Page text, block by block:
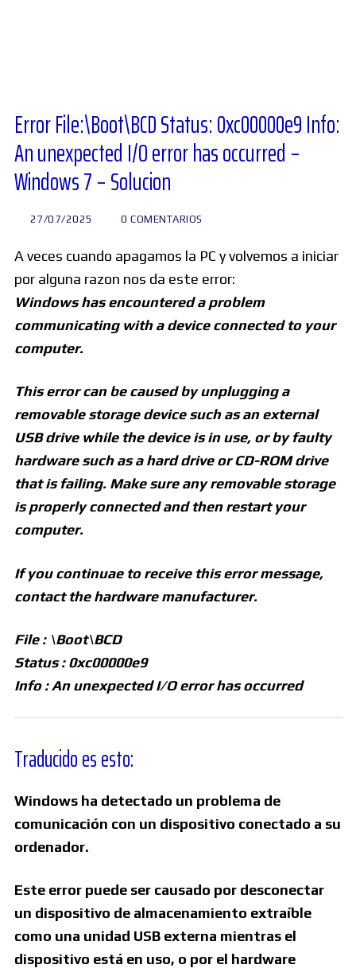
Foros
Buscar:
Error File:\Boot\BCD Status: 0xc00000e9 Info:
An unexpected I/O error has occurred –
Windows 7 – Solucion
27/07/2025 0 COMENTARIOS
A veces cuando apagamos la PC y volvemos a iniciar
por alguna razon nos da este error:
Windows has encountered a problem
communicating with a device connected to your
computer.
This error can be caused by unplugging a
removable storage device such as an external
USB drive while the device is in use, or by faulty
hardware such as a hard drive or CD-ROM drive
that is failing. Make sure any removable storage
is properly connected and then restart your
computer.
If you continuae to receive this error message,
contact the hardware manufacturer.
File : \Boot\BCD
Status : 0xc00000e9
Info : An unexpected I/O error has occurred
Traducido es esto:
Windows ha detectado un problema de
comunicación con un dispositivo conectado a su
ordenador.
Este error puede ser causado por desconectar
un dispositivo de almacenamiento extraíble
como una unidad USB externa mientras el
dispositivo está en uso, o por el hardware